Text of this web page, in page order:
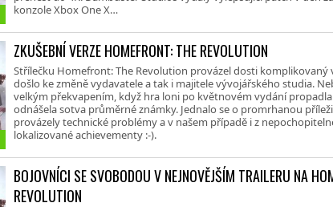
konzole Xbox One X…
ZKUŠEBNÍ VERZE HOMEFRONT: THE REVOLUTION
Střílečku Homefront: The Revolution provázel dosti komplikovaný
došlo ke změně vydavatele a tak i majitele vývojářského studia.
velkým překvapením, když hra loni po květnovém vydání propadla
odnášela sotva průměrné známky. Jednalo se o promrhanou
provázely technické problémy a v našem případě i z
lokalizované achievementy :-).
BOJOVNÍCI SE SVOBODOU V NEJNOVĚJŠÍM TRAILERU NA
REVOLUTION